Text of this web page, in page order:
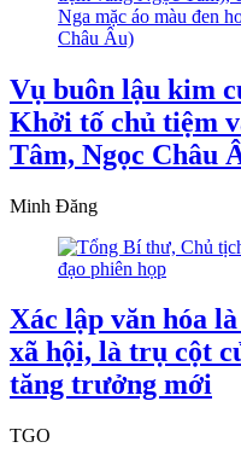
Vụ buôn lậu kim
Khởi tố chủ tiệm
Tâm, Ngọc Châu
Minh Đăng
Xác lập văn hóa
xã hội, là trụ cột
tăng trưởng mới
TGO